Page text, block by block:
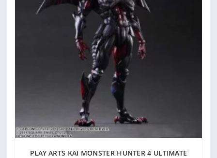
PLAY ARTS KAI MONSTER HUNTER 4 ULTIMATE